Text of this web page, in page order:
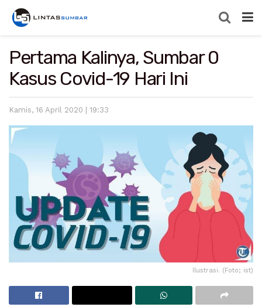
Pertama Kalinya, Sumbar 0
Kasus Covid-19 Hari Ini
Kamis, 16 April 2020 | 19:33
Ilustrasi. (Foto; ist)